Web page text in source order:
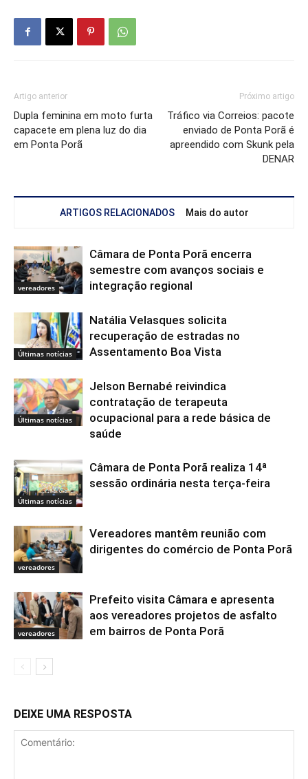
Artigo anterior
Dupla feminina em moto furta
capacete em plena luz do dia
em Ponta Porã
Próximo artigo
Tráfico via Correios: pacote
enviado de Ponta Porã é
apreendido com Skunk pela
DENAR
ARTIGOS RELACIONADOS Mais do autor
vereadores
Câmara de Ponta Porã encerra
semestre com avanços sociais e
integração regional
Últimas notícias
Natália Velasques solicita
recuperação de estradas no
Assentamento Boa Vista
Últimas notícias
Jelson Bernabé reivindica
contratação de terapeuta
ocupacional para a rede básica de
saúde
Últimas notícias
Câmara de Ponta Porã realiza 14ª
sessão ordinária nesta terça-feira
vereadores
Vereadores mantêm reunião com
dirigentes do comércio de Ponta Porã
vereadores
Prefeito visita Câmara e apresenta
aos vereadores projetos de asfalto
em bairros de Ponta Porã
DEIXE UMA RESPOSTA